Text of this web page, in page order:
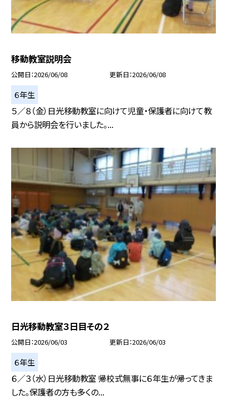
移動教室説明会
公開日 2026/06/08 更新日 2026/06/08
６年生
５／８（金）日光移動教室に向けて児童・保護者に向けて教
員から説明会を行いました。...
日光移動教室３日目その２
公開日 2026/06/03 更新日 2026/06/03
６年生
６／３（水）日光移動教室 帰校式無事に６年生が帰ってきま
した。保護者の方も多くの...